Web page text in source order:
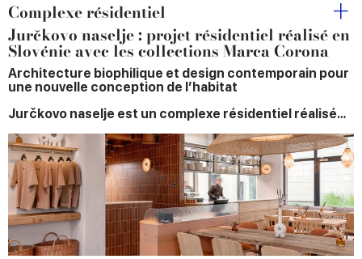
Complexe résidentiel
Jurčkovo naselje : projet résidentiel réalisé en
Slovénie avec les collections Marca Corona
Architecture biophilique et design contemporain pour
une nouvelle conception de l’habitat
Jurčkovo naselje est un complexe résidentiel réalisé…